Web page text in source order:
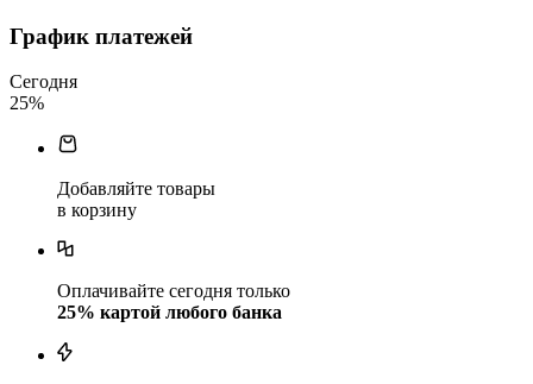
График платежей
Сегодня
25%
Добавляйте товары
в корзину
Оплачивайте сегодня только
25% картой любого банка